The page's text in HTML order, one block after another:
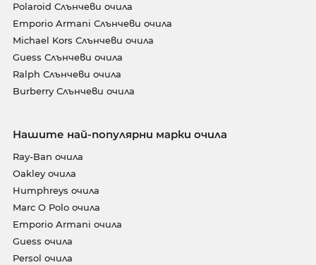
Polaroid Слънчеви очила
Emporio Armani Слънчеви очила
Michael Kors Слънчеви очила
Guess Слънчеви очила
Ralph Слънчеви очила
Burberry Слънчеви очила
Нашите най-популярни марки очила
Ray-Ban очила
Oakley очила
Humphreys очила
Marc O Polo очила
Emporio Armani очила
Guess очила
Persol очила